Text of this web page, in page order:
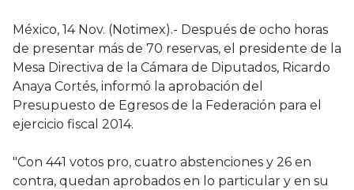
México, 14 Nov. (Notimex).- Después de ocho horas
de presentar más de 70 reservas, el presidente de la
Mesa Directiva de la Cámara de Diputados, Ricardo
Anaya Cortés, informó la aprobación del
Presupuesto de Egresos de la Federación para el
ejercicio fiscal 2014.
"Con 441 votos pro, cuatro abstenciones y 26 en
contra, quedan aprobados en lo particular y en su